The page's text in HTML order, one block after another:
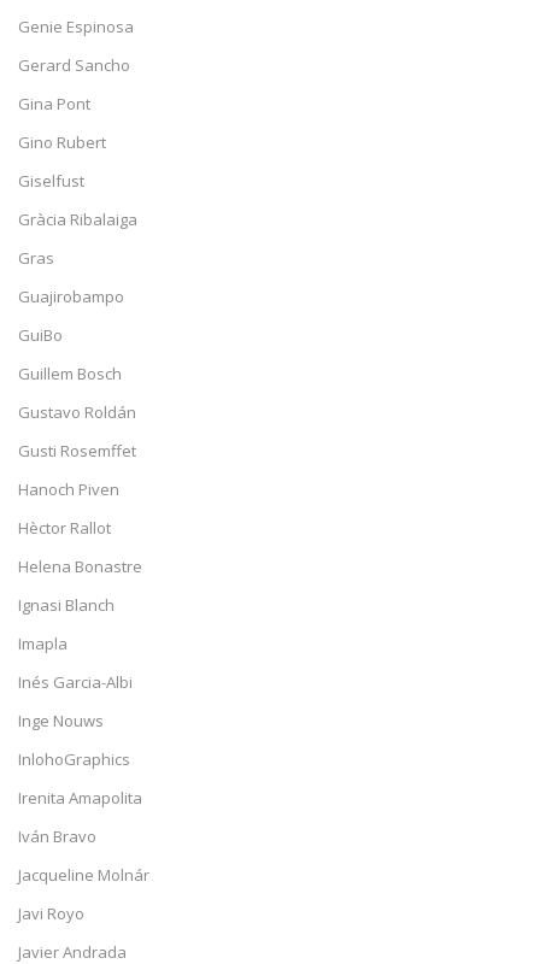
Genie Espinosa
Gerard Sancho
Gina Pont
Gino Rubert
Giselfust
Gràcia Ribalaiga
Gras
Guajirobampo
GuiBo
Guillem Bosch
Gustavo Roldán
Gusti Rosemffet
Hanoch Piven
Hèctor Rallot
Helena Bonastre
Ignasi Blanch
Imapla
Inés Garcia-Albi
Inge Nouws
InlohoGraphics
Irenita Amapolita
Iván Bravo
Jacqueline Molnár
Javi Royo
Javier Andrada